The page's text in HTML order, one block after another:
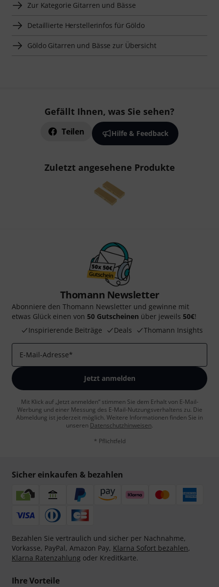
Zur Kategorie Gitarren und Bässe
Detaillierte Herstellerinfos für Göldo
Göldo Gitarren und Bässe zur Übersicht
Gefällt Ihnen, was Sie sehen?
Teilen Hilfe & Feedback
Zuletzt angesehene Produkte
Thomann Newsletter
Abonniere den Thomann Newsletter und gewinne mit
etwas Glück einen von 50 Gutscheinen über jeweils 50€!
Inspirierende Beiträge
Deals Thomann Insights
E-Mail-Adresse*
Jetzt anmelden
Mit Klick auf „Jetzt anmelden“ stimmen Sie dem Erhalt von E-Mail-
Werbung und einer Messung des E-Mail-Nutzungsverhaltens zu. Die
Abmeldung ist jederzeit möglich. Weitere Informationen finden Sie in
unseren Datenschutzhinweisen.
* Pflichtfeld
Sicher einkaufen & bezahlen
Bezahlen Sie vertraulich und sicher per Nachnahme,
Vorkasse, PayPal, Amazon Pay, Klarna Sofort bezahlen,
Klarna Ratenzahlung oder Kreditkarte.
Ihre Vorteile